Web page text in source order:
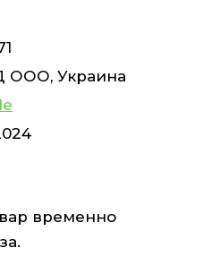
ООО, Украина
временно